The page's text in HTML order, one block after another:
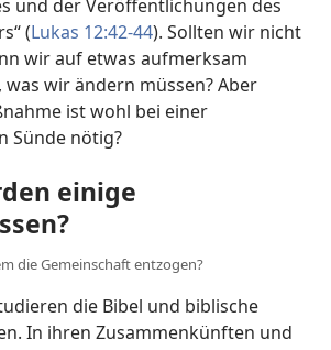
und der Veröffentlichungen des
(Lukas 12:42-44). Sollten wir nicht
wir auf etwas aufmerksam
wir ändern müssen? Aber
ist wohl bei einer
Sünde nötig?
einige
die Gemeinschaft entzogen?
die Bibel und biblische
In ihren Zusammenkünften und